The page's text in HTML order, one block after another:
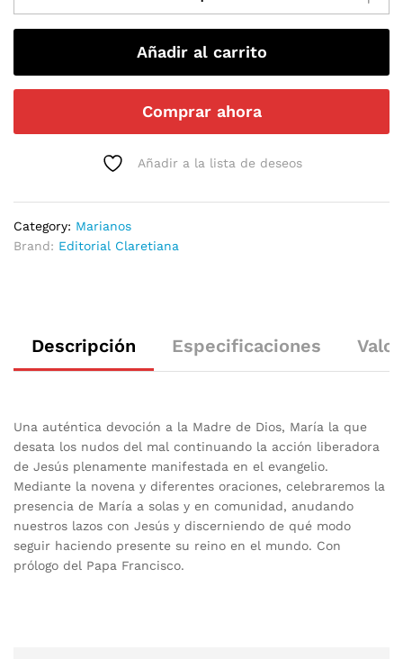
Añadir al carrito
Comprar ahora
Añadir a la lista de deseos
Category: Marianos
Brand: Editorial Claretiana
Descripción Especificaciones
Una auténtica devoción a la Madre de Dios, María la que
desata los nudos del mal continuando la acción liberadora
de Jesús plenamente manifestada en el evangelio.
Mediante la novena y diferentes oraciones, celebraremos la
presencia de María a solas y en comunidad, anudando
nuestros lazos con Jesús y discerniendo de qué modo
seguir haciendo presente su reino en el mundo. Con
prólogo del Papa Francisco.